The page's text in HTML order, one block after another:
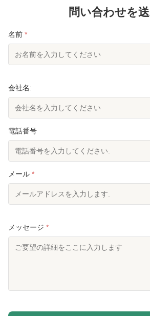
問い合わせを
名前 *
会社名:
電話番号
メール *
メッセージ *